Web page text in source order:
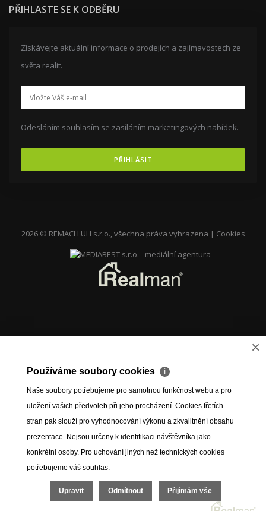
PŘIHLASTE SE K ODBĚRU
Získávejte aktuální informace o prodejích a zajímavostech ze
světa realit.
Odesláním souhlasím se zasíláním marketingových nabídek.
PŘIHLÁSIT
2026 © REMACH UH s.r.o., všechna práva vyhrazena | Cookies
Online odhad Dovolená Španělsko
×
Používáme soubory cookies ℹ
Naše soubory potřebujeme pro samotnou funkčnost webu a pro
uložení vašich předvoleb při jeho procházení. Cookies třetích
stran pak slouží pro vyhodnocování výkonu a zkvalitnění obsahu
prezentace. Nejsou určeny k identifikaci návštěvníka jako
konkrétní osoby. Pro uchování jiných než technických cookies
potřebujeme váš souhlas.
Upravit Odmítnout Přijímám vše